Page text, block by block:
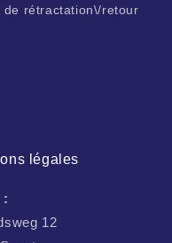
de rétractation\/retour
légales
:
12